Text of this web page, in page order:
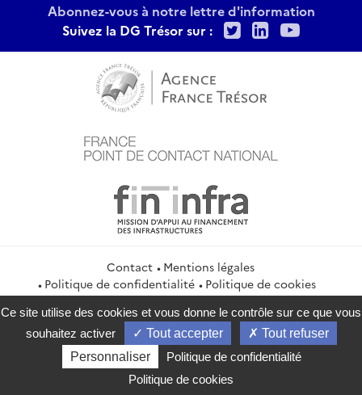
Abonnez-vous à notre lettre d'information
Suivez la DG Trésor sur :
TwitterLinkedIn
Contact
Mentions légales
Politique de confidentialité
Politique de cookies
Gestion des cookies
Flux RSS
service-public.gouv.fr
legifrance.gouv.fr
info.gouv.fr
data.gouv.fr
2026 Direction générale du Trésor
Ce site utilise des cookies et vous donne le contrôle sur ce que vous
souhaitez activer
Tout accepter
Tout refuser
Personnaliser
Politique de confidentialité
Politique de cookies